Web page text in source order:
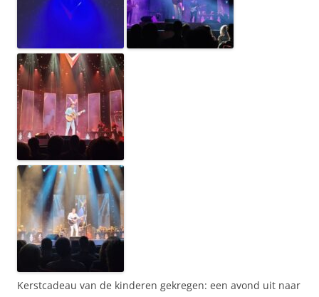
Kerstcadeau van de kinderen gekregen: een avond uit naar